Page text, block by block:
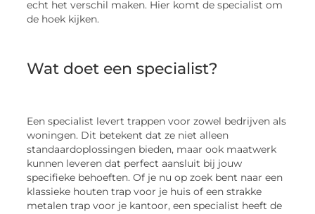
echt het verschil maken. Hier komt de specialist om
de hoek kijken.
Wat doet een specialist?
Een specialist levert trappen voor zowel bedrijven als
woningen. Dit betekent dat ze niet alleen
standaardoplossingen bieden, maar ook maatwerk
kunnen leveren dat perfect aansluit bij jouw
specifieke behoeften. Of je nu op zoek bent naar een
klassieke houten trap voor je huis of een strakke
metalen trap voor je kantoor, een specialist heeft de